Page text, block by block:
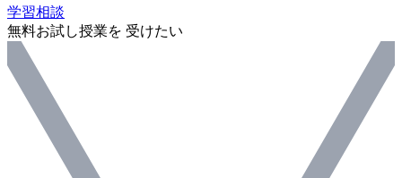
学習相談
無料お試し授業を 受けたい